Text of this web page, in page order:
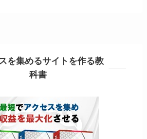
を集めるサイトを作る教
科書